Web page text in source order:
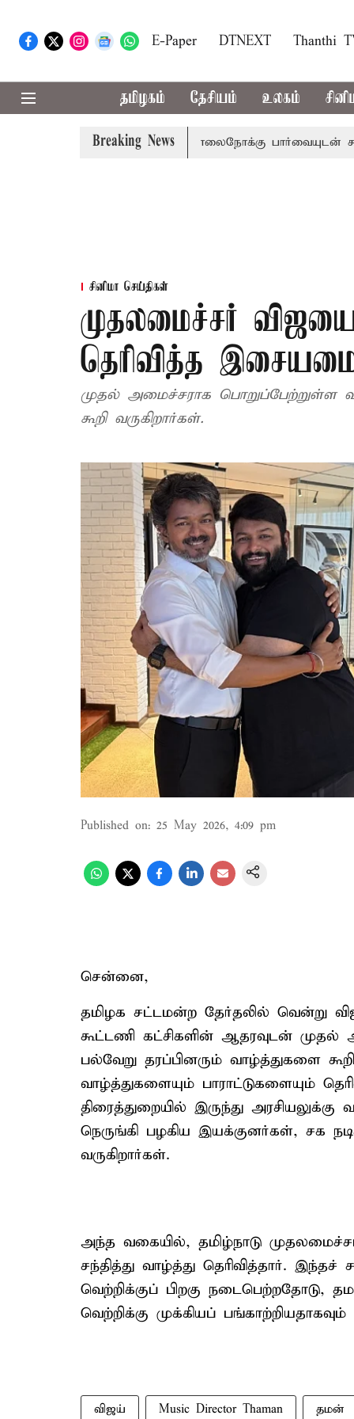
E-Paper DTNEXT Thanthi
தமிழகம் தேசியம் உலகம்
Breaking News
பிடிவாராண்ட் தொலைநோக்கு பார்வையுடன் கூடிய
சினிமா செய்திகள்
முதலமைச்சர் விஜயை
தெரிவித்த
முதல் அமைச்சராக பொறுப்பேற்றுள்ள
கூறி வருகிறார்கள்.
Published on: 25 May 2026, 4:09 pm
சென்னை,
தமிழக சட்டமன்ற தேர்தலில் வென்று
கூட்டணி கட்சிகளின் ஆதரவுடன் முதல்
பல்வேறு தரப்பினரும் வாழ்த்துகளை
வாழ்த்துகளையும் பாராட்டுகளையும்
திரைத்துறையில் இருந்து
நெருங்கி பழகிய இயக்குனர்கள், சக
வருகிறார்கள்.
அந்த வகையில், தமிழ்நாடு
சந்தித்து வாழ்த்து தெரிவித்தார்.
வெற்றிக்குப் பிறகு நடைபெற்றதோடு,
வெற்றிக்கு முக்கியப்
விஜய் Music Director Thaman தமன்